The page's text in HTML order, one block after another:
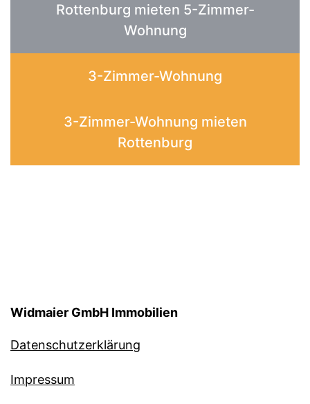
Rottenburg mieten 5-Zimmer-
Wohnung
3-Zimmer-Wohnung
3-Zimmer-Wohnung mieten
Rottenburg
Widmaier GmbH Immobilien
Datenschutzerklärung
Impressum